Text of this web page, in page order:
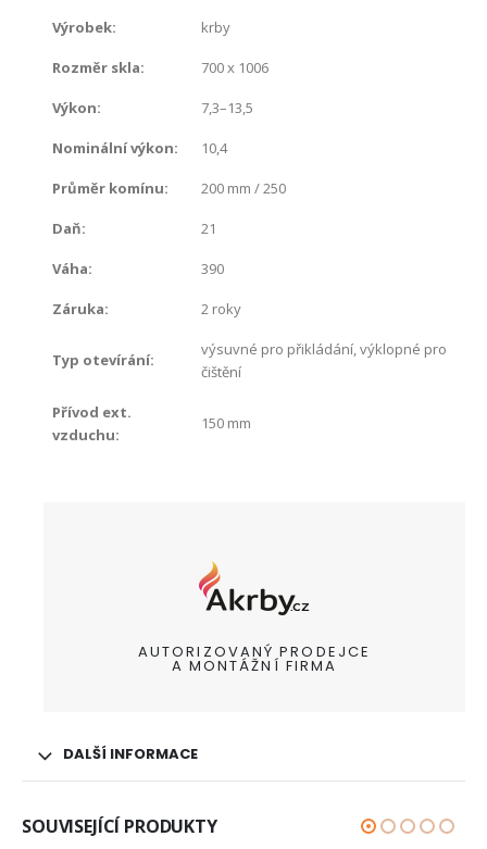
Výrobek: krby
Rozměr skla: 700 x 1006
Výkon: 7,3–13,5
Nominální výkon: 10,4
Průměr komínu: 200 mm / 250
Daň: 21
Váha: 390
Záruka: 2 roky
Typ otevírání:
výsuvné pro přikládání, výklopné pro
čištění
Přívod ext.
vzduchu:
150 mm
AUTORIZOVANÝ PRODEJCE
A MONTÁŽNÍ FIRMA
DALŠÍ INFORMACE
SOUVISEJÍCÍ PRODUKTY